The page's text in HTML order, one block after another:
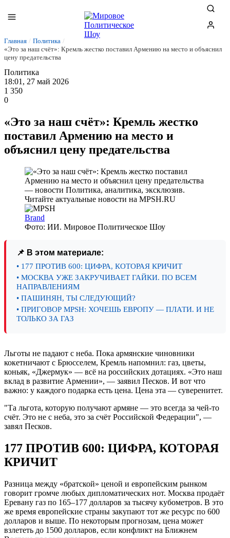
Главная / Политика /
«Это за наш счёт»: Кремль жестко поставил Армению на место и объяснил
цену предательства
Политика
18:01, 27 май 2026
1 350
0
«Это за наш счёт»: Кремль жестко
поставил Армению на место и
объяснил цену предательства
Brand
Фото: ИИ. Мировое Политическое Шоу
📌 В этом материале:
• 177 ПРОТИВ 600: ЦИФРА, КОТОРАЯ КРИЧИТ
• МОСКВА УЖЕ ЗАКРУЧИВАЕТ ГАЙКИ. ПО ВСЕМ
НАПРАВЛЕНИЯМ
• ПАШИНЯН, ТЫ СЛЕДУЮЩИЙ?
• ПРИГОВОР MPSH: ХОЧЕШЬ ЕВРОПУ — ПЛАТИ. И НЕ
ТОЛЬКО ЗА ГАЗ
Льготы не падают с неба. Пока армянские чиновники
кокетничают с Брюсселем, Кремль напомнил: газ, цветы,
коньяк, «Джермук» — всё на российских дотациях. «Это наш
вклад в развитие Армении», — заявил Песков. И вот что
важно: у каждого подарка есть цена. Цена эта — суверенитет.
"Та льгота, которую получают армяне — это всегда за чей-то
счёт. Это не с неба, это за счёт Российской Федерации", —
завял Песков.
177 ПРОТИВ 600: ЦИФРА, КОТОРАЯ
КРИЧИТ
Разница между «братской» ценой и европейским рынком
говорит громче любых дипломатических нот. Москва продаёт
Еревану газ по 165–177 долларов за тысячу кубометров. В это
же время европейские страны закупают тот же ресурс по 600
долларов и выше. По некоторым прогнозам, цена может
взлететь до 1500 долларов, если конфликт на Ближнем